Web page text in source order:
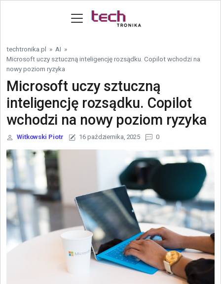
techtronika.pl » AI »
Microsoft uczy sztuczną inteligencję rozsądku. Copilot wchodzi na
nowy poziom ryzyka
Microsoft uczy sztuczną
inteligencję rozsądku. Copilot
wchodzi na nowy poziom ryzyka
Witkowski Piotr 16 października, 2025 0